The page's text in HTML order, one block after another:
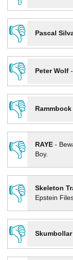
👎
Pascal
👎
Peter Wolf-
👎
Rammbock
👎
RAYE-
Boy.
👎 Skeleton
Epstein
👎
Skumbollar